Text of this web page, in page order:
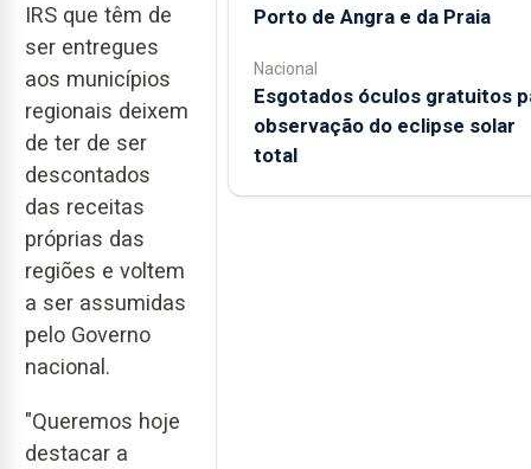
IRS que têm de
ser entregues
aos municípios
regionais deixem
de ter de ser
descontados
das receitas
próprias das
regiões e voltem
a ser assumidas
pelo Governo
nacional.
"Queremos hoje
destacar a
Porto de Angra e da Praia
Nacional
Esgotados óculos gratuitos
observação do eclipse solar
total